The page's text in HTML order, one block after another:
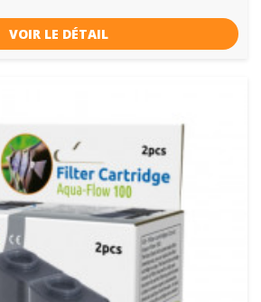
VOIR LE DÉTAIL